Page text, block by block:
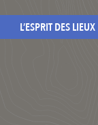
L’ESPRIT DES LIEUX